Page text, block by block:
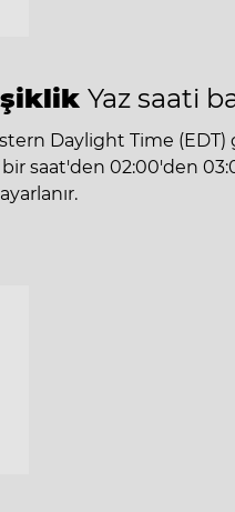
Yaz saati
Daylight Time (EDT)
saat'den 02:00'den